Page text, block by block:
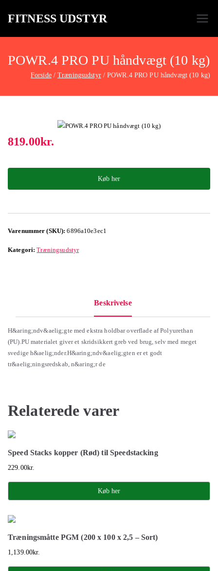
FITNESS UDSTYR
POWR.4 PRO PU håndvægt (10 kg)
Forside Træningsudstyr POWR.4 PRO PU håndvægt (10 kg)
819.00kr.
Køb her
Varenummer (SKU):6896a10e3ec1
Kategori:Træningsudstyr
Beskrivelse
H&aring;ndv&aelig;gte med ekstra holdbar overflade af Polyurethan
(PU).PU materialet giver et skridsikkert greb ved brug, selv med meget
svedige h&aelig;nder.H&aring;ndv&aelig;gten er et godt
tr&aelig;ningsredskab, n&aring;r de
Relaterede varer
Speed Stacks kopper (Rød) til Speedstacking
229.00kr.
Køb her
Træningsmåtte PGM (200 x 100 x 2,5 – Sort)
1,139.00kr.